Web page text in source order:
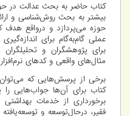
کتاب حاضر به بحث عدالت در
بیشتر به بحث روش‌شناسی و
حوزه می‌پردازد و درواقع هدف
عملی گام‌به‌گام برای
برای پژوهشگران و
مثال‌های واقعی و کدهای
برخی از پرسش‌هایی که می‌توان
کتاب برای آن‌ها جواب‌هایی را
برخورداری از خدمات
فقیر، درحال‌توسعه و